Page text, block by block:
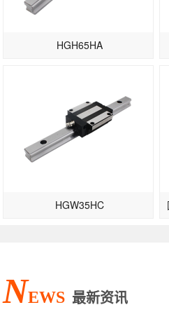
HGH65HA
HGW35HC
NEWS 最新资讯